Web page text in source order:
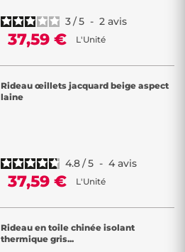
3/5 - 2 avis
37,59 € L'Unité
Rideau œillets jacquard beige aspect
laine
4.8/5 - 4 avis
37,59 € L'Unité
Rideau en toile chinée isolant
thermique gris...